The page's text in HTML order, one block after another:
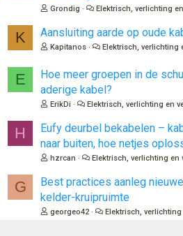
Grondig Elektrisch, verlichting
K Aansluiting aarde op oude
Kapitanos Elektrisch, verlichting
E
Hoe meer groepen in de
aderige kabel?
ErikDi Elektrisch, verlichting en
H
Eufy deurbel bekabelen –
naar buiten, hoe netjes
hzrcan Elektrisch, verlichting en
G
Best practices aanleg
kelder-kruipruimte
georgeo42 Elektrisch,